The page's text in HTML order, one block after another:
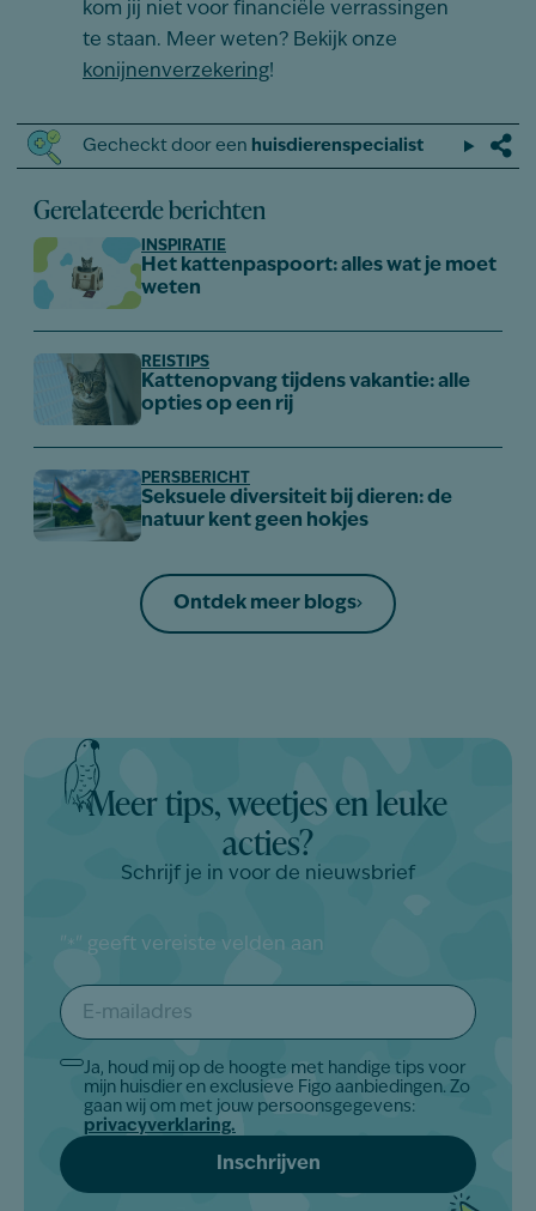
kom jij niet voor financiële verrassingen
te staan. Meer weten? Bekijk onze
konijnenverzekering!
Gecheckt door een huisdierenspecialist
Gerelateerde berichten
INSPIRATIE
Het kattenpaspoort: alles wat je moet
weten
REISTIPS
Kattenopvang tijdens vakantie: alle
opties op een rij
PERSBERICHT
Seksuele diversiteit bij dieren: de
natuur kent geen hokjes
Ontdek meer blogs
Meer tips, weetjes en leuke
acties?
Schrijf je in voor de nieuwsbrief
" * " geeft vereiste velden aan
E-
mailadres
*
Akkoord
Ja, houd mij op de hoogte met handige tips voor
mijn huisdier en exclusieve Figo aanbiedingen. Zo
gaan wij om met jouw persoonsgegevens:
privacyverklaring.